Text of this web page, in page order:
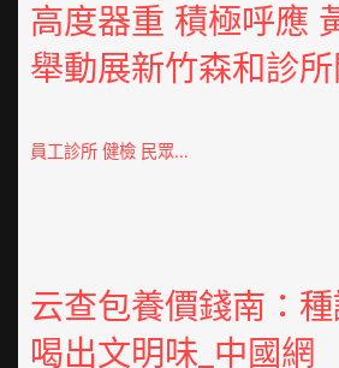
高度器重 積極呼應
舉動展新竹森和診所
員工診所 健檢 民眾…
云查包養價錢南：
喝出文明味_中國網